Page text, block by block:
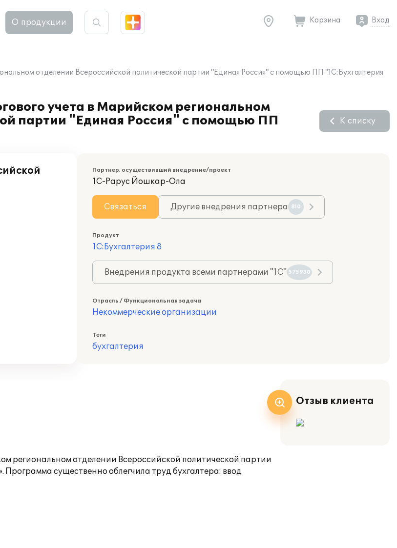
О продукции Корзина Вход
отделении Всероссийской политической партии "Единая Россия" с помощью ПП "1С:Бухгалтерия
учета в Марийском региональном
партии "Единая Россия" с помощью ПП
К списку
Партнер, осуществивший внедрение/проект
1С-Рарус Йошкар-Ола
Связаться Другие внедрения партнера 810
Продукт
1С:Бухгалтерия 8
Внедрения продукта всеми партнерами "1С" 575930
Отрасль / Функциональная задача
Некоммерческие организации
Теги
бухгалтерия
региональном отделении Всероссийской политической партии
существенно облегчила труд бухгалтера: ввод
Отзыв клиента